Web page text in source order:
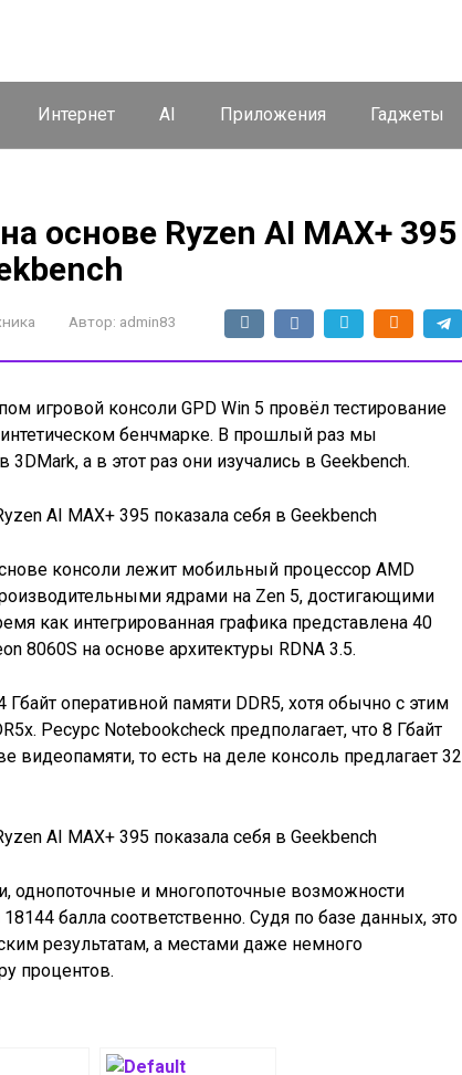
Интернет AI Приложения Гаджеты
основе Ryzen AI MAX+ 395
Автор: admin83
игровой консоли GPD Win 5 провёл тестирование
бенчмарке. В прошлый раз мы
а в этот раз они изучались в Geekbench.
консоли лежит мобильный процессор AMD
ядрами на Zen 5, достигающими
как интегрированная графика представлена 40
8060S на основе архитектуры RDNA 3.5.
оперативной памяти DDR5, хотя обычно с этим
Ресурс Notebookcheck предполагает, что 8 Гбайт
видеопамяти, то есть на деле консоль предлагает 32
однопоточные и многопоточные возможности
балла соответственно. Судя по базе данных, это
результатам, а местами даже немного
процентов.